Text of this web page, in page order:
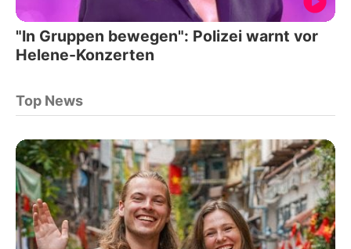
"In Gruppen bewegen": Polizei warnt vor
Helene-Konzerten
Top News